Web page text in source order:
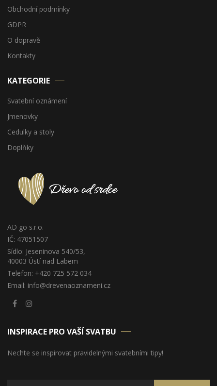
Obchodní podmínky
GDPR
O dopravě
Kontakty
KATEGORIE
Svatební oznámení
Jmenovky
Cedulky a stoly
Doplňky
AD go s.r.o.
IČ: 47051507
Sídlo: Jeseninova 540/53,
40003 Ústí nad Labem
Telefon: +420 725 572 034
Email: info@drevenaoznameni.cz
INSPIRACE PRO VAŠÍ SVATBU
Nechte se inspirovat pravidelnými svatebními tipy!